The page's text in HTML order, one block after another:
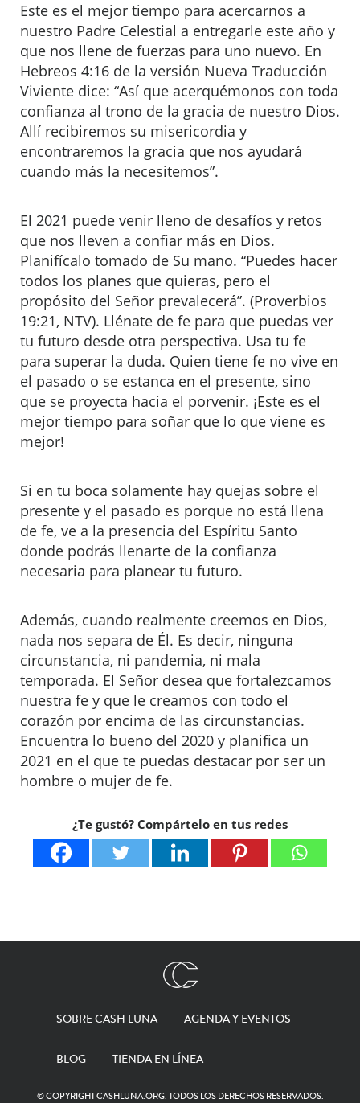
Este es el mejor tiempo para acercarnos a
nuestro Padre Celestial a entregarle este año y
que nos llene de fuerzas para uno nuevo. En
Hebreos 4:16 de la versión Nueva Traducción
Viviente dice: “Así que acerquémonos con toda
confianza al trono de la gracia de nuestro Dios.
Allí recibiremos su misericordia y
encontraremos la gracia que nos ayudará
cuando más la necesitemos”.
El 2021 puede venir lleno de desafíos y retos
que nos lleven a confiar más en Dios.
Planifícalo tomado de Su mano. “Puedes hacer
todos los planes que quieras, pero el
propósito del Señor prevalecerá”. (Proverbios
19:21, NTV). Llénate de fe para que puedas ver
tu futuro desde otra perspectiva. Usa tu fe
para superar la duda. Quien tiene fe no vive en
el pasado o se estanca en el presente, sino
que se proyecta hacia el porvenir. ¡Este es el
mejor tiempo para soñar que lo que viene es
mejor!
Si en tu boca solamente hay quejas sobre el
presente y el pasado es porque no está llena
de fe, ve a la presencia del Espíritu Santo
donde podrás llenarte de la confianza
necesaria para planear tu futuro.
Además, cuando realmente creemos en Dios,
nada nos separa de Él. Es decir, ninguna
circunstancia, ni pandemia, ni mala
temporada. El Señor desea que fortalezcamos
nuestra fe y que le creamos con todo el
corazón por encima de las circunstancias.
Encuentra lo bueno del 2020 y planifica un
2021 en el que te puedas destacar por ser un
hombre o mujer de fe.
¿Te gustó? Compártelo en tus redes
SOBRE CASH LUNA AGENDA Y EVENTOS
BLOG TIENDA EN LÍNEA
© COPYRIGHT CASHLUNA.ORG. TODOS LOS DERECHOS RESERVADOS.